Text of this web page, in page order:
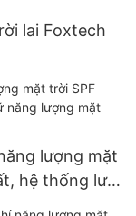
lai Foxtech
lượng mặt
hệ thống lưu
gia đình.